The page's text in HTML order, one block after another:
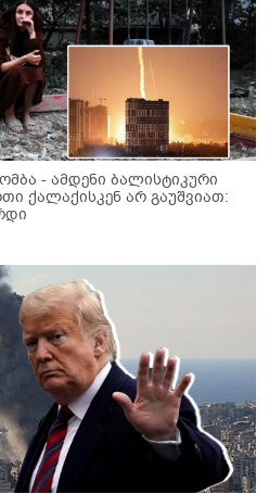
- ამდენი ბალისტიკური
ქალაქისკენ არ გაუშვიათ: